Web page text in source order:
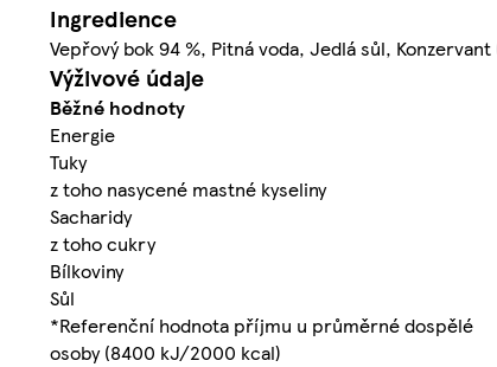
Ingredience
Vepřový bok 94 %, Pitná voda, Jedlá sůl,
Výživové údaje
Běžné hodnoty
Energie
Tuky
z toho nasycené mastné kyseliny
Sacharidy
z toho cukry
Bílkoviny
Sůl
*Referenční hodnota příjmu u průměrné dospělé
osoby (8400 kJ/2000 kcal)